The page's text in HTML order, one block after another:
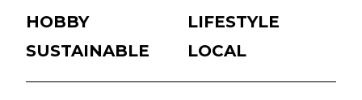
HOBBY
LIFESTYLE
SUSTAINABLE
LOCAL